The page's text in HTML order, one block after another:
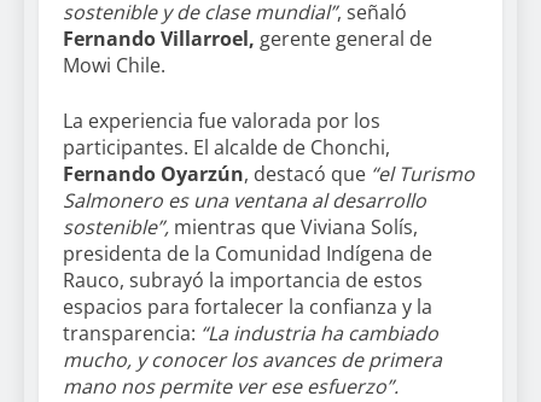
sostenible y de clase mundial”, señaló
Fernando Villarroel, gerente general de
Mowi Chile.
La experiencia fue valorada por los
participantes. El alcalde de Chonchi,
Fernando Oyarzún, destacó que “el Turismo
Salmonero es una ventana al desarrollo
sostenible”, mientras que Viviana Solís,
presidenta de la Comunidad Indígena de
Rauco, subrayó la importancia de estos
espacios para fortalecer la confianza y la
transparencia: “La industria ha cambiado
mucho, y conocer los avances de primera
mano nos permite ver ese esfuerzo”.